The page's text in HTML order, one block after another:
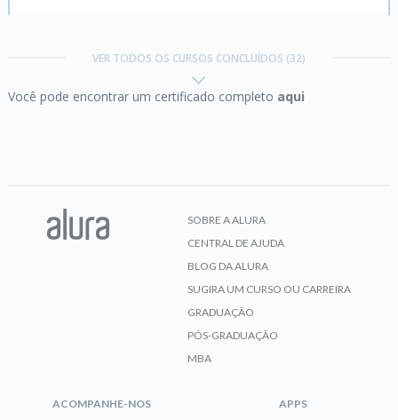
controle e compartilhe seu código
VER TODOS OS CURSOS CONCLUÍDOS (32)
Você pode encontrar um certificado completo aqui
SOBRE A ALURA
CENTRAL DE AJUDA
BLOG DA ALURA
SUGIRA UM CURSO OU CARREIRA
GRADUAÇÃO
PÓS-GRADUAÇÃO
MBA
ACOMPANHE-NOS APPS